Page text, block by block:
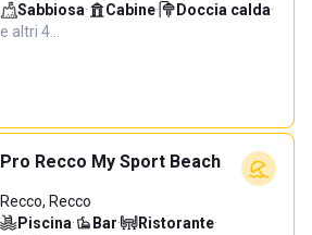
Sabbiosa· Cabine· Doccia calda·
e altri 4…
Pro Recco My Sport Beach
Recco, Recco
Piscina· Bar· Ristorante·